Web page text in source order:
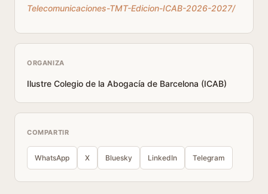
Telecomunicaciones-TMT-Edicion-ICAB-2026-2027/
ORGANIZA
Ilustre Colegio de la Abogacía de Barcelona (ICAB)
COMPARTIR
WhatsApp X Bluesky LinkedIn Telegram